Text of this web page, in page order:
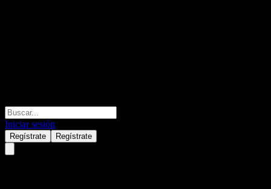
Iniciar sesión
Regístrate Regístrate